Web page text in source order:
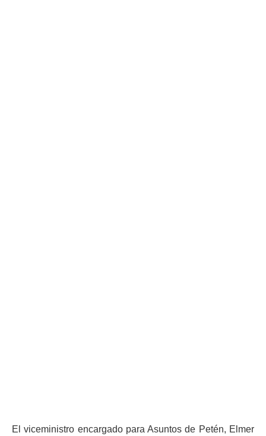
El viceministro encargado para Asuntos de Petén, Elmer